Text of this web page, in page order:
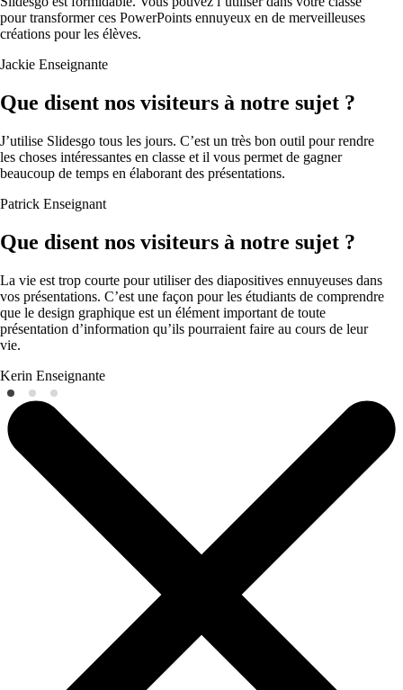
pour transformer ces PowerPoints ennuyeux en de merveilleuses
créations pour les élèves.
Jackie Enseignante
Que disent nos visiteurs à notre sujet ?
J’utilise Slidesgo tous les jours. C’est un très bon outil pour rendre
les choses intéressantes en classe et il vous permet de gagner
beaucoup de temps en élaborant des présentations.
Patrick Enseignant
Que disent nos visiteurs à notre sujet ?
La vie est trop courte pour utiliser des diapositives ennuyeuses dans
vos présentations. C’est une façon pour les étudiants de comprendre
que le design graphique est un élément important de toute
présentation d’information qu’ils pourraient faire au cours de leur
vie.
Kerin Enseignante